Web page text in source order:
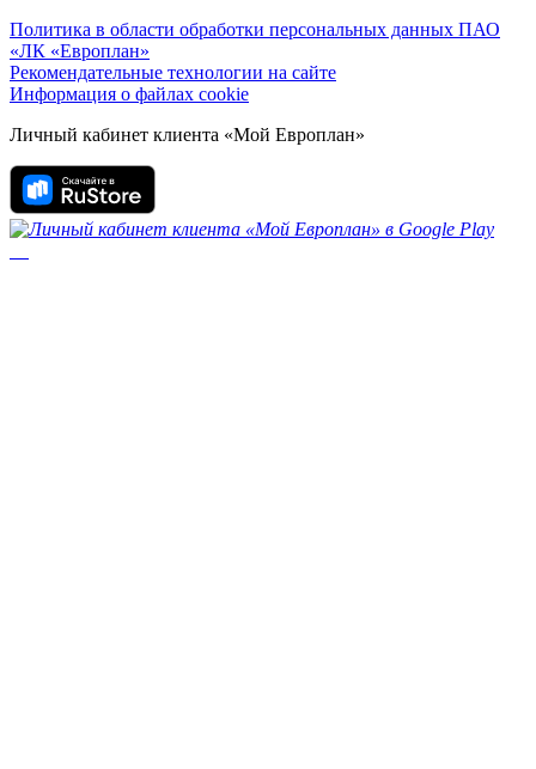
Политика в области обработки персональных данных ПАО
«ЛК «Европлан»
Рекомендательные технологии на сайте
Информация о файлах cookie
Личный кабинет клиента «Мой Европлан»